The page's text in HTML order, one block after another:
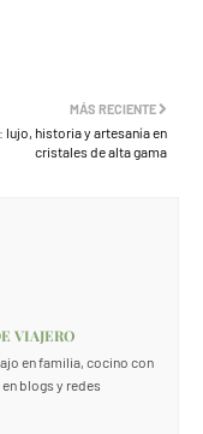
MÁS RECIENTE
lujo, historia y artesanía en
cristales de alta gama
VIAJERO
en familia, cocino con
blogs y redes